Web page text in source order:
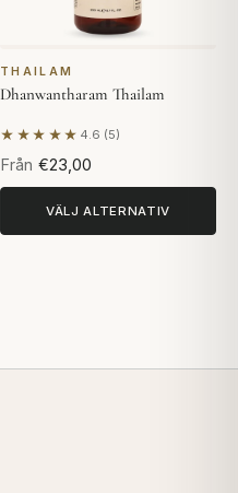
THAILAM
Dhanwantharam Thailam
★★★★★ 4.6 (5)
Baserat på 5 recensioner
Från €23,00
VÄLJ ALTERNATIV